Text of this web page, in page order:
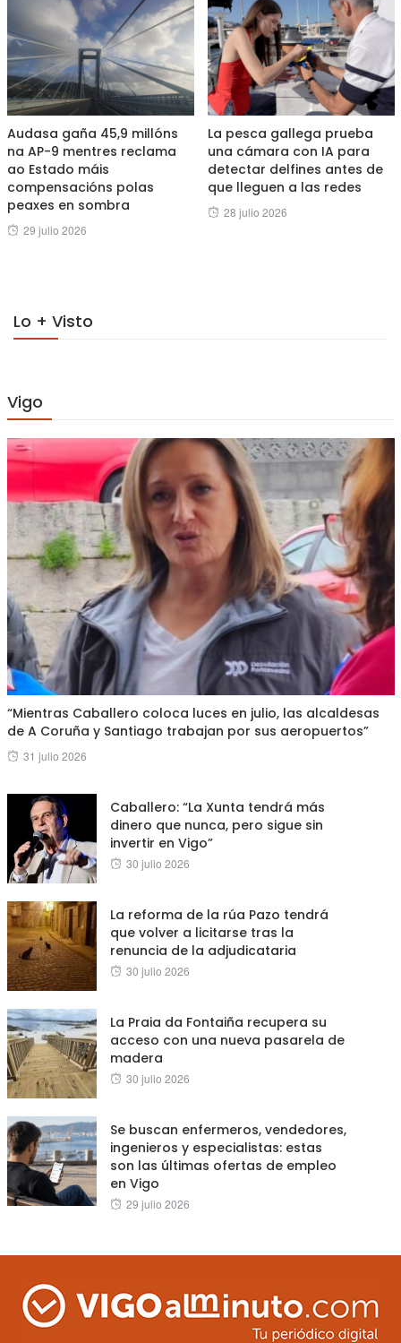
Audasa gaña 45,9 millóns
na AP-9 mentres reclama
ao Estado máis
compensacións polas
peaxes en sombra
Posted
29 julio 2026
La pesca gallega prueba
una cámara con IA para
detectar delfines antes de
que lleguen a las redes
Posted
28 julio 2026
Lo + Visto
Vigo
“Mientras Caballero coloca luces en julio, las alcaldesas
de A Coruña y Santiago trabajan por sus aeropuertos”
Posted
31 julio 2026
Caballero: “La Xunta tendrá más
dinero que nunca, pero sigue sin
invertir en Vigo”
Posted
30 julio 2026
La reforma de la rúa Pazo tendrá
que volver a licitarse tras la
renuncia de la adjudicataria
Posted
30 julio 2026
La Praia da Fontaiña recupera su
acceso con una nueva pasarela de
madera
Posted
30 julio 2026
Se buscan enfermeros, vendedores,
ingenieros y especialistas: estas
son las últimas ofertas de empleo
en Vigo
Posted
29 julio 2026